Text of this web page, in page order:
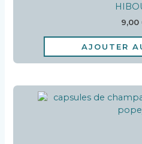
9,00
AJOUTER